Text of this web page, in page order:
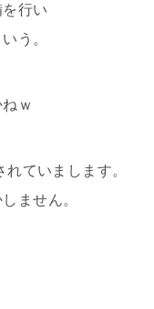
行い
う。
ｗ
ていまします。
ません。